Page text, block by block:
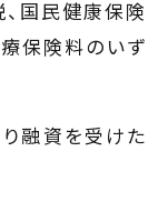
、国民健康保険
保険料のいず
融資を受けた